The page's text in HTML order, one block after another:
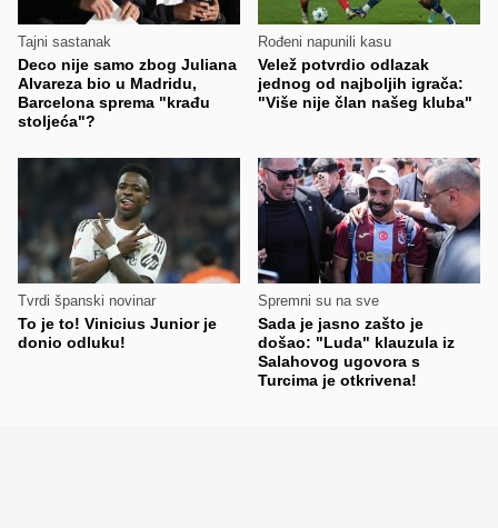
Tajni sastanak
Deco nije samo zbog Juliana
Alvareza bio u Madridu,
Barcelona sprema "krađu
stoljeća"?
Rođeni napunili kasu
Velež potvrdio odlazak
jednog od najboljih igrača:
"Više nije član našeg kluba"
Tvrdi španski novinar
To je to! Vinicius Junior je
donio odluku!
Spremni su na sve
Sada je jasno zašto je
došao: "Luda" klauzula iz
Salahovog ugovora s
Turcima je otkrivena!